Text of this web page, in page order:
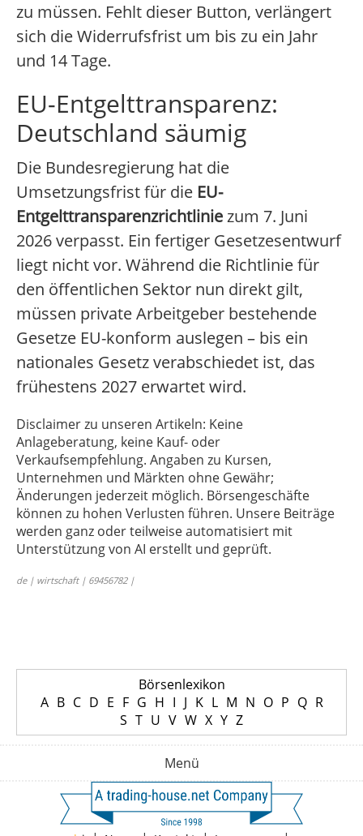
zu müssen. Fehlt dieser Button, verlängert
sich die Widerrufsfrist um bis zu ein Jahr
und 14 Tage.
EU-Entgelttransparenz:
Deutschland säumig
Die Bundesregierung hat die
Umsetzungsfrist für die EU-
Entgelttransparenzrichtliniezum 7. Juni
2026 verpasst. Ein fertiger Gesetzesentwurf
liegt nicht vor. Während die Richtlinie für
den öffentlichen Sektor nun direkt gilt,
müssen private Arbeitgeber bestehende
Gesetze EU-konform auslegen – bis ein
nationales Gesetz verabschiedet ist, das
frühestens 2027 erwartet wird.
Disclaimer zu unseren Artikeln: Keine
Anlageberatung, keine Kauf- oder
Verkaufsempfehlung. Angaben zu Kursen,
Unternehmen und Märkten ohne Gewähr;
Änderungen jederzeit möglich. Börsengeschäfte
können zu hohen Verlusten führen. Unsere Beiträge
werden ganz oder teilweise automatisiert mit
Unterstützung von AI erstellt und geprüft.
de | wirtschaft | 69456782 |
Börsenlexikon
A B C D E F G H I J K L M N O P Q R
S T U V W X Y Z
Menü